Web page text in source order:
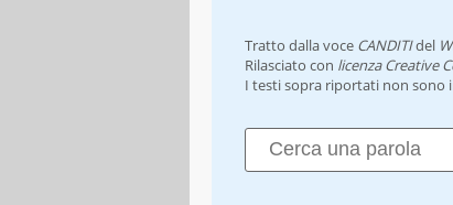
Tratto dalla voce CANDITIdel
Rilasciato con licenza Creative
I testi sopra riportati non sono